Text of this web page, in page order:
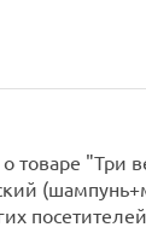
товаре "Три